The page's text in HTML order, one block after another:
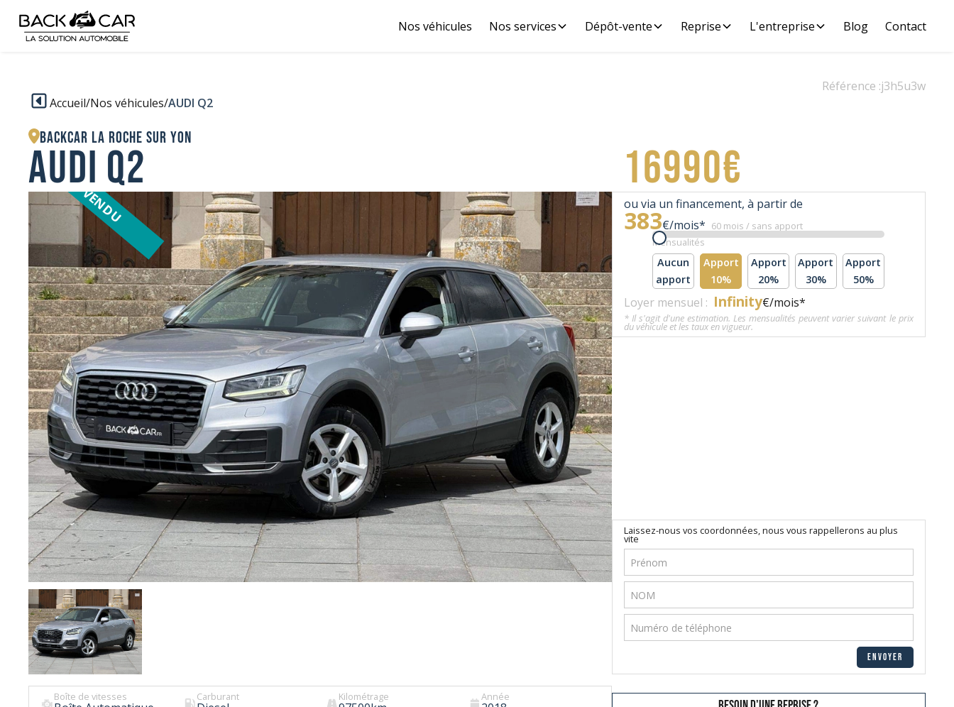
Nos véhicules Nos services Dépôt-vente Reprise L'entreprise Blog Contact
Accueil/Nos véhicules/AUDI Q2
Référence :j3h5u3w
BACKCAR La Roche sur Yon
AUDI Q2 16990€
VENDU ou via un financement, à partir de
383€/mois* 60 mois / sans apport
Mensualités
Aucun
apport
Apport
10%
Apport
20%
Apport
30%
Apport
50%
Loyer mensuel : Infinity€/mois*
* Il s'agit d'une estimation. Les mensualités peuvent varier suivant le prix
du véhicule et les taux en vigueur.
Laissez-nous vos coordonnées, nous vous rappellerons au plus
vite
Boîte de vitesses Carburant Kilométrage Année